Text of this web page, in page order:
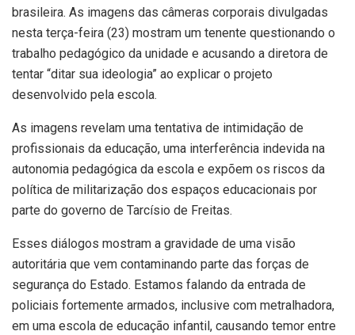
brasileira. As imagens das câmeras corporais divulgadas
nesta terça-feira (23) mostram um tenente questionando o
trabalho pedagógico da unidade e acusando a diretora de
tentar “ditar sua ideologia” ao explicar o projeto
desenvolvido pela escola.
As imagens revelam uma tentativa de intimidação de
profissionais da educação, uma interferência indevida na
autonomia pedagógica da escola e expõem os riscos da
política de militarização dos espaços educacionais por
parte do governo de Tarcísio de Freitas.
Esses diálogos mostram a gravidade de uma visão
autoritária que vem contaminando parte das forças de
segurança do Estado. Estamos falando da entrada de
policiais fortemente armados, inclusive com metralhadora,
em uma escola de educação infantil, causando temor entre